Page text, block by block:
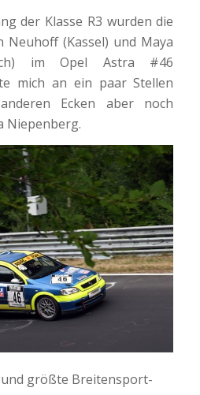
der Klasse R3 wurden die
Neuhoff (Kassel) und Maya
im Opel Astra #46
mich an ein paar Stellen
Ecken aber noch
Niepenberg.
größte Breitensport-